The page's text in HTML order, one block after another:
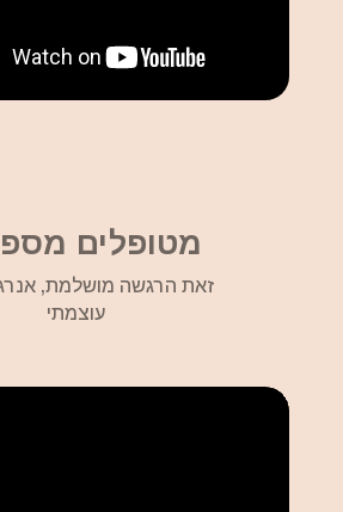
מטופלים
זאת הרגשה מושלמת,
עוצמתי